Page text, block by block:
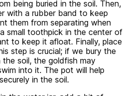
being buried in the soil. Then,
with a rubber band to keep
them from separating when
small toothpick in the center of
to keep it afloat. Finally, place
step is crucial; if we bury the
soil, the goldfish may
into it. The pot will help
in the soil.